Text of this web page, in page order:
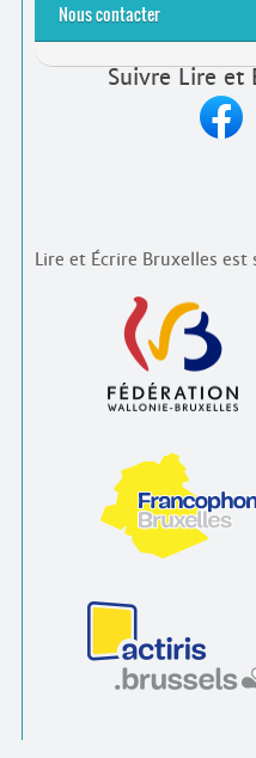
Nous contacter
Suivre Lire et
Lire et Écrire Bruxelles est